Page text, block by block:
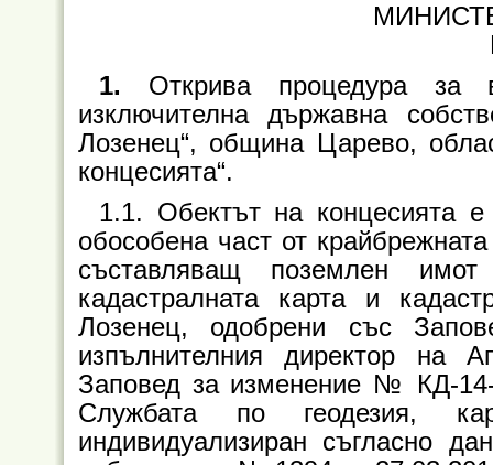
1. Открива процедура за
изключителна държавна
Лозенец“, община Царево,
концесията“.
1.1. Обектът на концесията
обособена част от
съставляващ поземлен
кадастралната карта и
Лозенец, одобрени със
изпълнителния директор на
Заповед за изменение № КД-
Службата по геодезия,
индивидуализиран съгласно